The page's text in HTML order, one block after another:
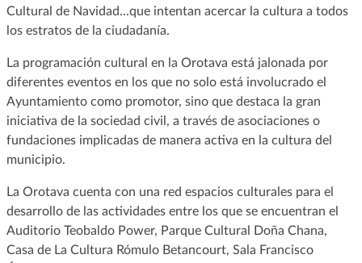
Cultural de Navidad...que intentan acercar la cultura a todos
los estratos de la ciudadanía.
La programación cultural en la Orotava está jalonada por
diferentes eventos en los que no solo está involucrado el
Ayuntamiento como promotor, sino que destaca la gran
iniciativa de la sociedad civil, a través de asociaciones o
fundaciones implicadas de manera activa en la cultura del
municipio.
La Orotava cuenta con una red espacios culturales para el
desarrollo de las actividades entre los que se encuentran el
Auditorio Teobaldo Power, Parque Cultural Doña Chana,
Casa de La Cultura Rómulo Betancourt, Sala Francisco